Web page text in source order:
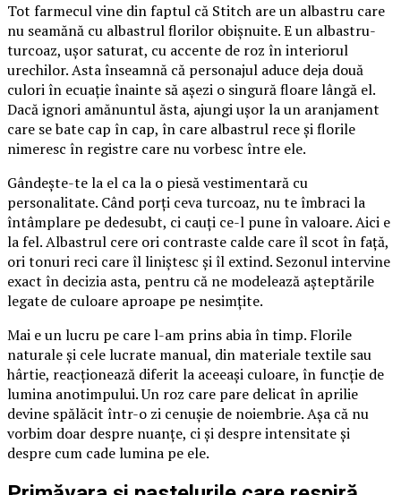
Tot farmecul vine din faptul că Stitch are un albastru care
nu seamănă cu albastrul florilor obișnuite. E un albastru-
turcoaz, ușor saturat, cu accente de roz în interiorul
urechilor. Asta înseamnă că personajul aduce deja două
culori în ecuație înainte să așezi o singură floare lângă el.
Dacă ignori amănuntul ăsta, ajungi ușor la un aranjament
care se bate cap în cap, în care albastrul rece și florile
nimeresc în registre care nu vorbesc între ele.
Gândește-te la el ca la o piesă vestimentară cu
personalitate. Când porți ceva turcoaz, nu te îmbraci la
întâmplare pe dedesubt, ci cauți ce-l pune în valoare. Aici e
la fel. Albastrul cere ori contraste calde care îl scot în față,
ori tonuri reci care îl liniștesc și îl extind. Sezonul intervine
exact în decizia asta, pentru că ne modelează așteptările
legate de culoare aproape pe nesimțite.
Mai e un lucru pe care l-am prins abia în timp. Florile
naturale și cele lucrate manual, din materiale textile sau
hârtie, reacționează diferit la aceeași culoare, în funcție de
lumina anotimpului. Un roz care pare delicat în aprilie
devine spălăcit într-o zi cenușie de noiembrie. Așa că nu
vorbim doar despre nuanțe, ci și despre intensitate și
despre cum cade lumina pe ele.